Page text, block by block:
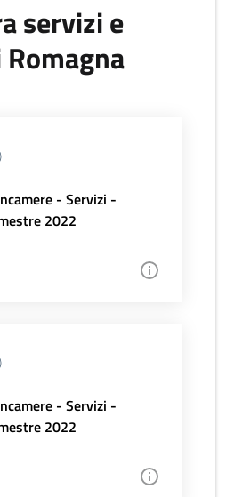
servizi e
- Servizi -
2022
- Servizi -
2022